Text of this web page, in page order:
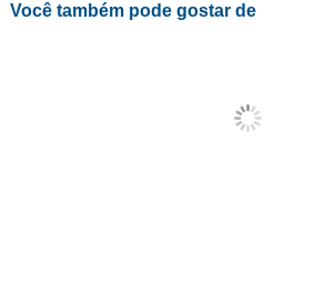
Você também pode gostar de